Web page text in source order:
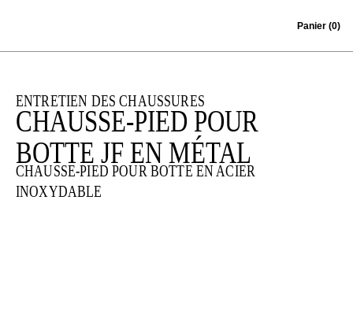
Panier (0)
ENTRETIEN DES CHAUSSURES
CHAUSSE-PIED POUR
BOTTE JF EN MÉTAL
CHAUSSE-PIED POUR BOTTE EN ACIER
INOXYDABLE